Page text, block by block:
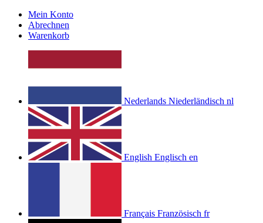
Mein Konto
Abrechnen
Warenkorb
Nederlands Niederländisch nl
English Englisch en
Français Französisch fr